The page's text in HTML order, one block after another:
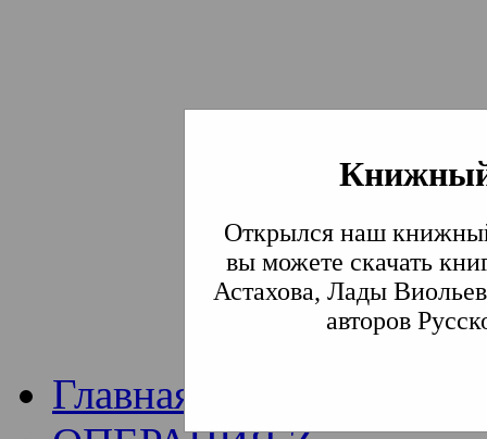
Открылся наш
вы можете скачать
Астахова, Лады
авторов
Институт
Традиции СВА
Главная